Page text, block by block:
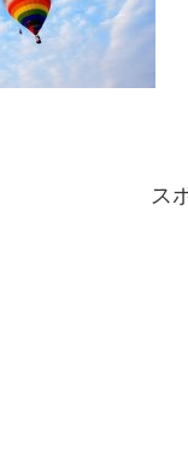
ス